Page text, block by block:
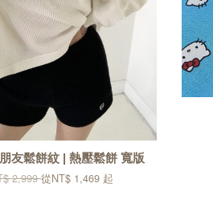
友鬆餅紋 | 熱壓鬆餅 寬版
2,999從NT$ 1,469 起